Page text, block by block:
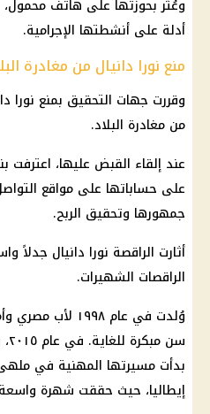
وعُثر بحوزتها على هاتف
أدلة على أنشطتها الإجرامية.
منع نورا دانيال من مغادرة
وقررت جهات التحقيق بمنع نورا
من مغادرة البلاد.
عند إلقاء القبض عليها، اعترفت
على حساباتها على مواقع
جمهورها وتحقيق الربح.
أثارت الراقصة نورا دانيال جدلاً
الراقصات الشهيرات.
وُلدت في عام
بدأت مسيرتها المهنية في
إيطاليا، حيث حققت شهرة